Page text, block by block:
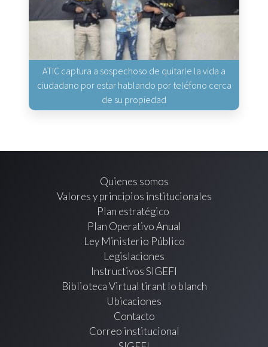
ATIC captura a sospechoso de quitarle la vida a
ciudadano por estar hablando por teléfono cerca
de su propiedad
Quienes somos
Valores y principios institucionales
Plan estratégico
Plan Operativo Anual
Ley Ministerio Público
Legislaciones
Instructivos SIGEFI
Biblioteca Virtual tirant lo blanch
Ubicaciones
Contacto
Correo institucional